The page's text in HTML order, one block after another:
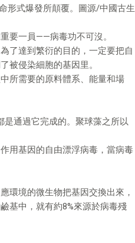
形式爆發所顛覆。圖源/中國古生
要一員——病毒功不可沒。
了達到繁衍的目的，一定要把自
被侵染細胞的基因里。
所需要的原料體系、能量和場
通過它完成的。聚球藻之所以
用基因的自由漂浮病毒，當病毒
環境的微生物把基因交換出來，
基中，就有約8%來源於病毒殘